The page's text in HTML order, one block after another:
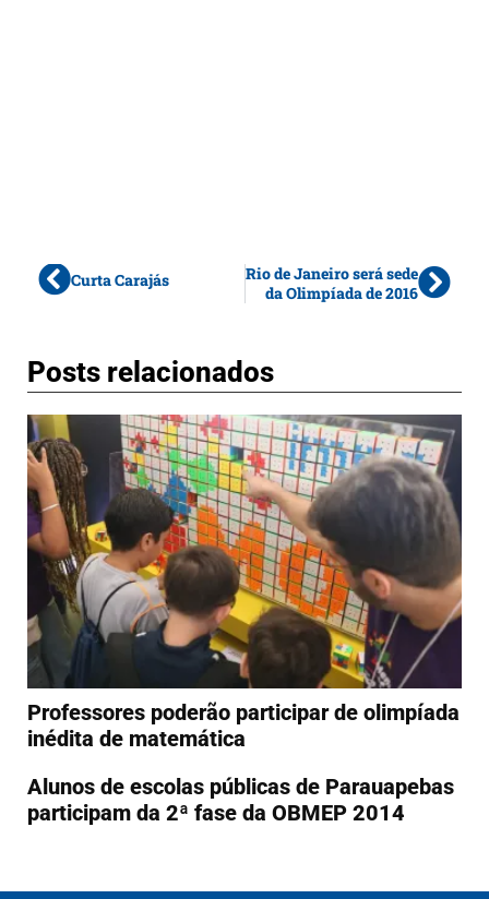
Curta Carajás
Rio de Janeiro será sede
da Olimpíada de 2016
Posts relacionados
Professores poderão participar de olimpíada
inédita de matemática
Alunos de escolas públicas de Parauapebas
participam da 2ª fase da OBMEP 2014